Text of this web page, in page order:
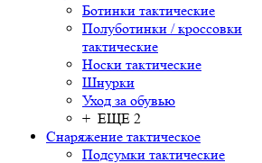
Ботинки тактические
Полуботинки / кроссовки
тактические
Носки тактические
Шнурки
Уход за обувью
+ ЕЩЕ 2
Снаряжение тактическое
Подсумки тактические